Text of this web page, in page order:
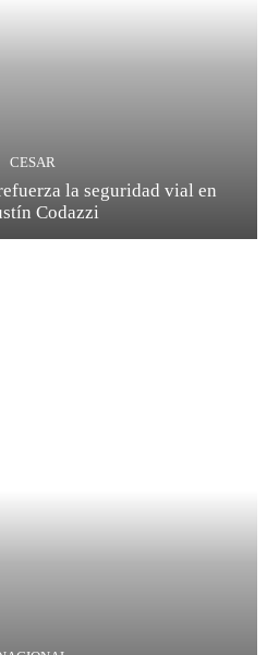
CESAR
la seguridad vial en
Codazzi